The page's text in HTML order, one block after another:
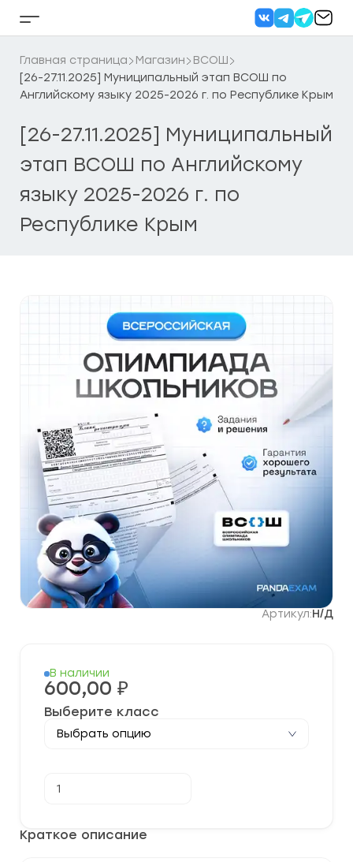
Кнопка
бокового
меню
Главная страница Магазин
ВСОШ
[26-27.11.2025] Муниципальный этап ВСОШ по
Английскому языку 2025-2026 г. по Республике Крым
[26-27.11.2025] Муниципальный
этап ВСОШ по Английскому
языку 2025-2026 г. по
Республике Крым
Артикул:Н/Д
Краткое описание
В наличии
600,00 ₽
Выберите класс
товара
Муниципальный
этап